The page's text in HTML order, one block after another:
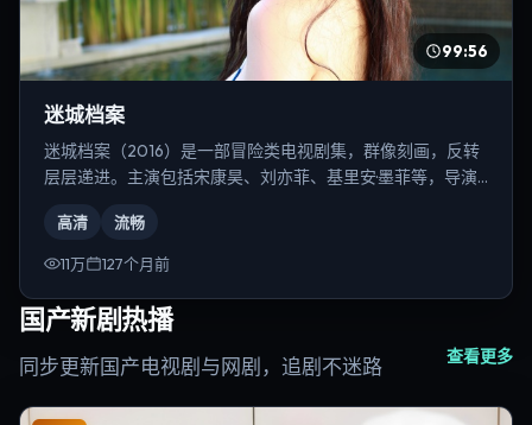
99:56
迷城档案
迷城档案（2016）是一部冒险类电视剧集，群像刻画，反转
层层递进。主演包括宋康昊、刘亦菲、基里安·墨菲等，导演
高清 流畅
11万 127个月前
国产新剧热播
同步更新国产电视剧与网剧，追剧不迷路 查看更多